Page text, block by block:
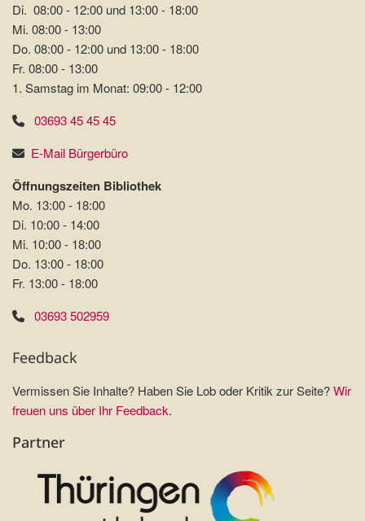
Di. 08:00 - 12:00 und 13:00 - 18:00
Mi. 08:00 - 13:00
Do. 08:00 - 12:00 und 13:00 - 18:00
Fr. 08:00 - 13:00
1. Samstag im Monat: 09:00 - 12:00
03693 45 45 45
E-Mail Bürgerbüro
Öffnungszeiten Bibliothek
Mo. 13:00 - 18:00
Di. 10:00 - 14:00
Mi. 10:00 - 18:00
Do. 13:00 - 18:00
Fr. 13:00 - 18:00
03693 502959
Feedback
Vermissen Sie Inhalte? Haben Sie Lob oder Kritik zur Seite?Wir
freuen uns über Ihr Feedback.
Partner